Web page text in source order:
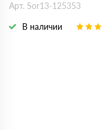
Арт. Sor13-125353
В наличии